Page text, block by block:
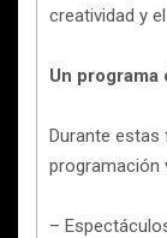
creatividad y
Un
Durante estas
programación
–